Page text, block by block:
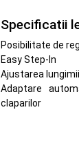
Specificatii
Posibilitate de
Easy Step-In
Ajustarea
Adaptare
claparilor